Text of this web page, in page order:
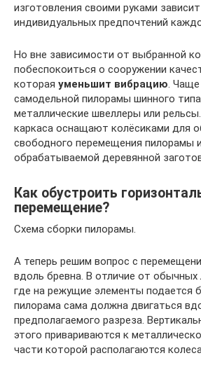
изготовления своими руками
индивидуальных предпочтений
Но вне зависимости от выбранной
побеспокоиться о сооружении
которая уменьшит вибрацию .
самодельной пилорамы шинного
металлические швеллеры или
каркаса оснащают колёсиками для
свободного перемещения пилорамы
обрабатываемой деревянной
Как обустроить
перемещение?
Схема сборки пилорамы.
А теперь решим вопрос с
вдоль бревна. В отличие от обычных
где на режущие элементы подается
пилорама сама должна двигаться
предполагаемого разреза.
этого привариваются к
части которой располагаются